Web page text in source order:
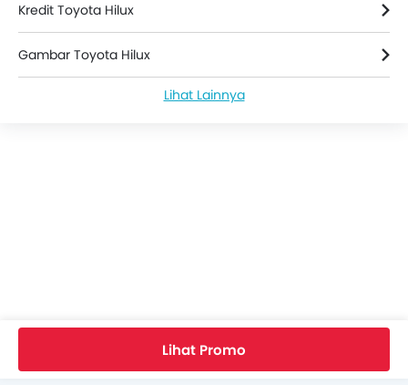
Kredit Toyota Hilux
Gambar Toyota Hilux
Hilux Bekas
Video Toyota Hilux
Lihat Lainnya
Lihat Promo
Kerja Keras Bagai Kuda
Cari Mobil Lain